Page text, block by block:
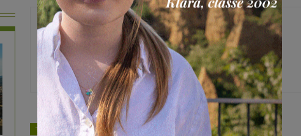
Michele Bossini
TAGS basket